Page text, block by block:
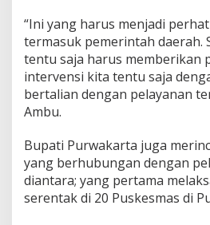
“Ini yang harus menjadi
termasuk pemerintah daerah.
tentu saja harus memberikan
intervensi kita tentu saja
bertalian dengan pelayanan
Ambu.
Bupati Purwakarta juga
yang berhubungan dengan
diantara; yang pertama
serentak di 20 Puskesmas di